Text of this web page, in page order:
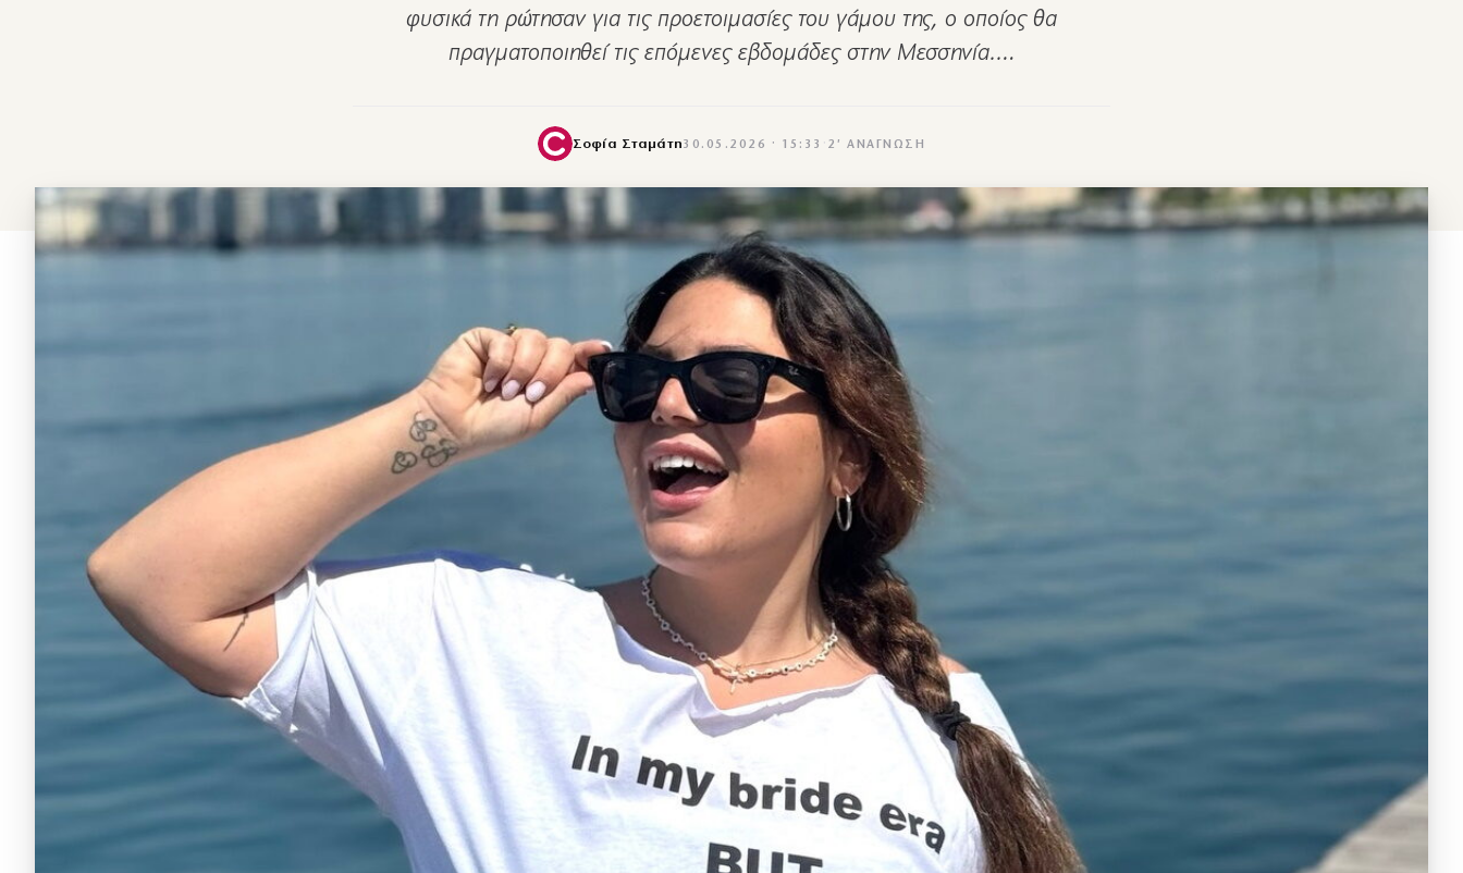
φυσικά τη ρώτησαν για τις προετοιμασίες του γάμου της, ο οποίος θα
πραγματοποιηθεί τις επόμενες εβδομάδες στην Μεσσηνία.…
Σοφία Σταμάτη30.05.2026 · 15:33 · 2′ ΑΝΆΓΝΩΣΗ